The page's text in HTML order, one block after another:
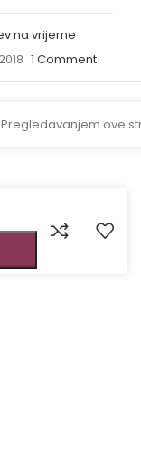
na vrijeme
1 Comment
ove